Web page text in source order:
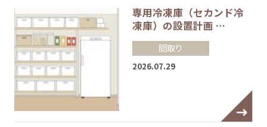
専用冷凍庫（セカンド冷
凍庫）の設置計画 …
間取り
2026.07.29